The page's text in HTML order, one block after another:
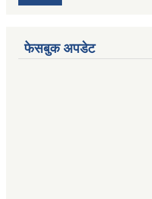
फेसबुक अपडेट